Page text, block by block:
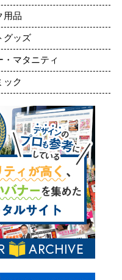
用品
グッズ
・マタニティ
ック